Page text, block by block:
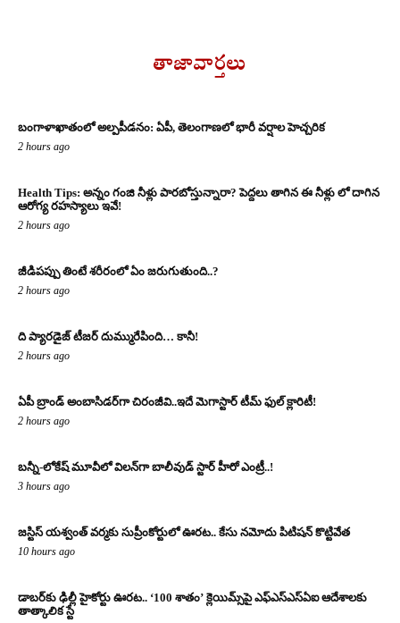
తాజావార్తలు
బంగాళాఖాతంలో అల్పపీడనం: ఏపీ, తెలంగాణలో భారీ వర్షాల హెచ్చరిక
2 hours ago
Health Tips: అన్నం గంజి నీళ్లు పారబోస్తున్నారా? పెద్దలు తాగిన ఈ నీళ్లు లో దాగిన
ఆరోగ్య రహస్యాలు ఇవే!
2 hours ago
జీడిపప్పు తింటే శరీరంలో ఏం జరుగుతుంది..?
2 hours ago
ది ప్యారడైజ్ టీజర్ దుమ్మురేపింది… కానీ!
2 hours ago
ఏపీ బ్రాండ్ అంబాసిడర్‌గా చిరంజీవి..ఇదే మెగాస్టార్ టీమ్ ఫుల్ క్లారిటీ!
2 hours ago
బన్నీ-లోకేష్ మూవీలో విలన్‌గా బాలీవుడ్ స్టార్ హీరో ఎంట్రీ..!
3 hours ago
జస్టిస్ యశ్వంత్ వర్మకు సుప్రీంకోర్టులో ఊరట.. కేసు నమోదు పిటిషన్ కొట్టివేత
10 hours ago
డాబర్‌కు ఢిల్లీ హైకోర్టు ఊరట.. ‘100 శాతం’ క్లెయిమ్స్‌పై ఎఫ్‌ఎస్‌ఎస్‌ఏఐ ఆదేశాలకు
తాత్కాలిక స్టే